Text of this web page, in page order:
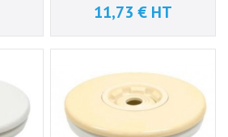
Prix
11,73 € HT